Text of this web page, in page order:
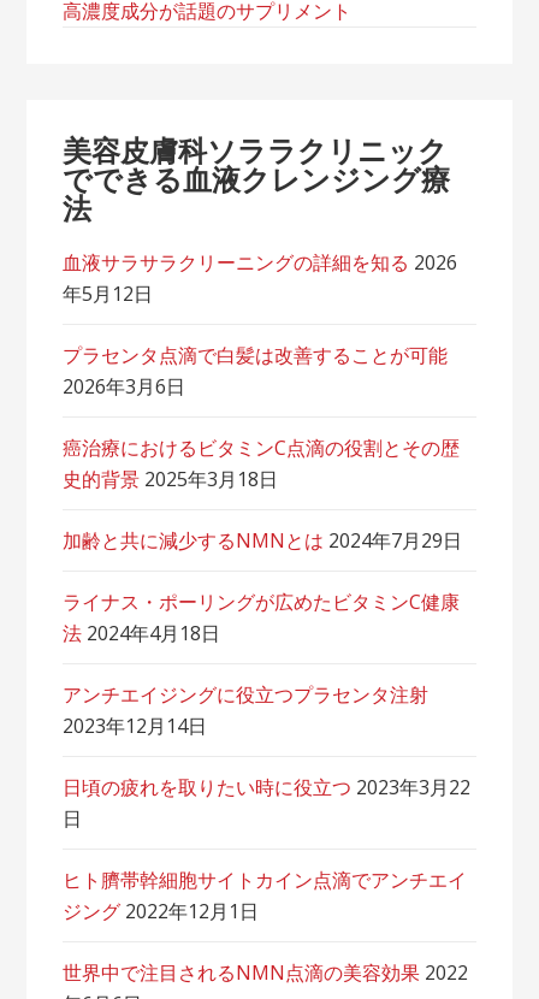
高濃度成分が話題のサプリメント
美容皮膚科ソララクリニック
でできる血液クレンジング療
法
血液サラサラクリーニングの詳細を知る 2026
年5月12日
プラセンタ点滴で白髪は改善することが可能
2026年3月6日
癌治療におけるビタミンC点滴の役割とその歴
史的背景 2025年3月18日
加齢と共に減少するNMNとは 2024年7月29日
ライナス・ポーリングが広めたビタミンC健康
法 2024年4月18日
アンチエイジングに役立つプラセンタ注射
2023年12月14日
日頃の疲れを取りたい時に役立つ 2023年3月22
日
ヒト臍帯幹細胞サイトカイン点滴でアンチエイ
ジング 2022年12月1日
世界中で注目されるNMN点滴の美容効果 2022